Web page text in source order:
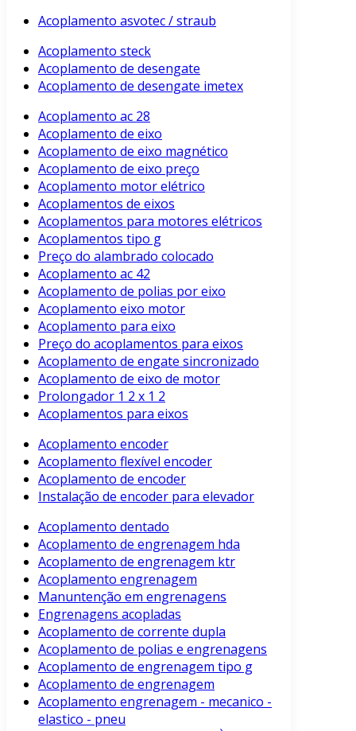
Acoplamento asvotec / straub
Acoplamento steck
Acoplamento de desengate
Acoplamento de desengate imetex
Acoplamento ac 28
Acoplamento de eixo
Acoplamento de eixo magnético
Acoplamento de eixo preço
Acoplamento motor elétrico
Acoplamentos de eixos
Acoplamentos para motores elétricos
Acoplamentos tipo g
Preço do alambrado colocado
Acoplamento ac 42
Acoplamento de polias por eixo
Acoplamento eixo motor
Acoplamento para eixo
Preço do acoplamentos para eixos
Acoplamento de engate sincronizado
Acoplamento de eixo de motor
Prolongador 1 2 x 1 2
Acoplamentos para eixos
Acoplamento encoder
Acoplamento flexível encoder
Acoplamento de encoder
Instalação de encoder para elevador
Acoplamento dentado
Acoplamento de engrenagem hda
Acoplamento de engrenagem ktr
Acoplamento engrenagem
Manuntenção em engrenagens
Engrenagens acopladas
Acoplamento de corrente dupla
Acoplamento de polias e engrenagens
Acoplamento de engrenagem tipo g
Acoplamento de engrenagem
Acoplamento engrenagem - mecanico -
elastico - pneu